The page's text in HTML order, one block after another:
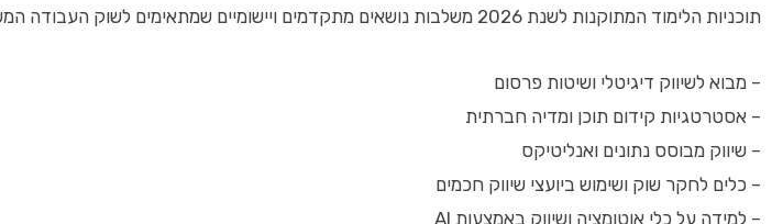
תוכניות הלימוד המתוקנות לשנת 2026 משלבות נושאים מתקדמים ויישומיים שמתאימים לשוק העבודה המשתנה במהירות:
– מבוא לשיווק דיגיטלי ושיטות פרסום
– אסטרטגיות קידום תוכן ומדיה חברתית
– שיווק מבוסס נתונים ואנליטיקס
– כלים לחקר שוק ושימוש ביועצי שיווק חכמים
– למידה על כלי אוטומציה ושיווק באמצעות AI